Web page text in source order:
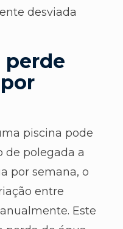
desviada
perde
piscina pode
de polegada a
por semana, o
entre
Este